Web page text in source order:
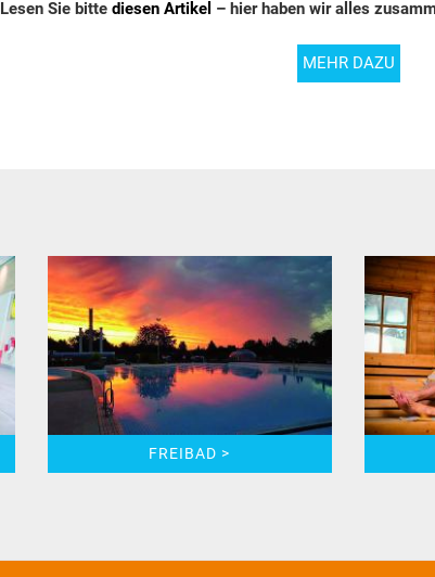
Lesen Sie bitte diesen Artikel – hier haben wir alles
MEHR DAZU
FREIBAD >